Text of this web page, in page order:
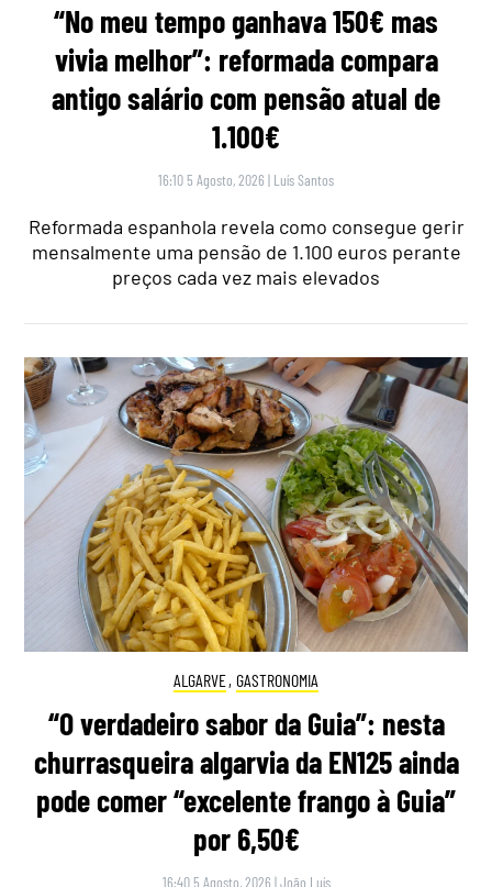
“No meu tempo ganhava 150€ mas
vivia melhor”: reformada compara
antigo salário com pensão atual de
1.100€
16:10 5 Agosto, 2026 | Luís Santos
Reformada espanhola revela como consegue gerir
mensalmente uma pensão de 1.100 euros perante
preços cada vez mais elevados
ALGARVE, GASTRONOMIA
“O verdadeiro sabor da Guia”: nesta
churrasqueira algarvia da EN125 ainda
pode comer “excelente frango à Guia”
por 6,50€
16:40 5 Agosto, 2026 |João Luís